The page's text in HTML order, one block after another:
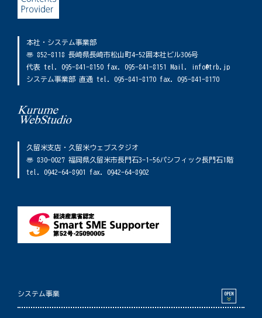
本社・システム事業部
〠 852-8118 長崎県長崎市松山町4-52囲本社ビル306号
代表 tel. 095-841-8150 fax. 095-841-8151 Mail. info@trb.jp
システム事業部 直通 tel. 095-841-8170 fax. 095-841-8170
久留米支店・久留米ウェブスタジオ
〠 830-0027 福岡県久留米市長門石3-1-56パシフィック長門石1階
tel. 0942-64-8901 fax. 0942-64-8902
システム事業